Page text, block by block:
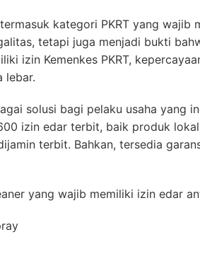
kategori PKRT yang wajib
tetapi juga menjadi bukti
izin Kemenkes PKRT,
lebar.
solusi bagi pelaku usaha
izin edar terbit, baik produk
terbit. Bahkan, tersedia
yang wajib memiliki izin edar